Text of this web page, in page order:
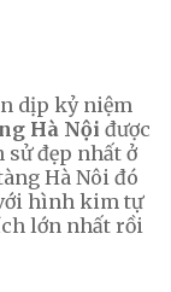
dịp kỷ niệm
Hà Nội được
đẹp nhất ở
Hà Nôi đó
hình kim tự
lớn nhất rồi